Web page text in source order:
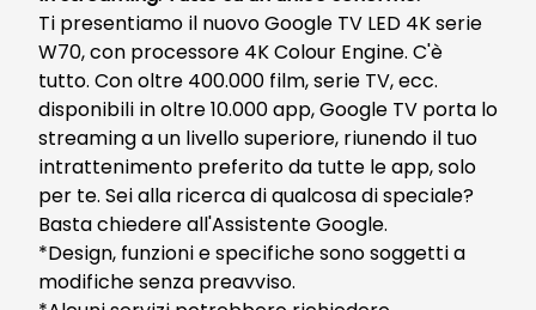
Ti presentiamo il nuovo Google TV LED 4K serie
W70, con processore 4K Colour Engine. C'è
tutto. Con oltre 400.000 film, serie TV, ecc.
disponibili in oltre 10.000 app, Google TV porta lo
streaming a un livello superiore, riunendo il tuo
intrattenimento preferito da tutte le app, solo
per te. Sei alla ricerca di qualcosa di speciale?
Basta chiedere all'Assistente Google.
*Design, funzioni e specifiche sono soggetti a
modifiche senza preavviso.